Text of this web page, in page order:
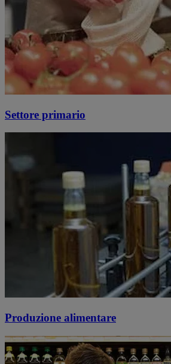
Settore primario
Produzione alimentare